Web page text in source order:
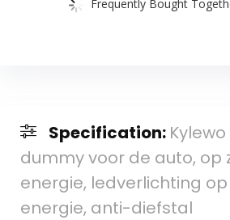
Frequently Bought
Specification:
dummy voor de auto, op
energie, ledverlichting
energie, anti-diefstal